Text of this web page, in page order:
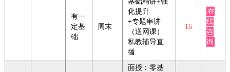
有一
定基
础
周末
化提升
+专题串讲
（送网课）
私教辅导直
播
16
在
线
咨
询
面授：零基